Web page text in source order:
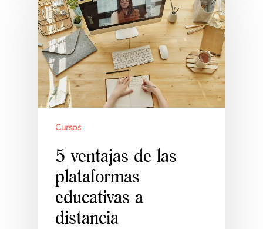
Cursos
5 ventajas de las
plataformas
educativas a
distancia